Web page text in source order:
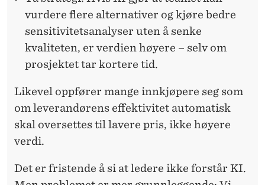
vurdere flere alternativer og kjøre bedre
sensitivitetsanalyser uten å senke
kvaliteten, er verdien høyere – selv om
prosjektet tar kortere tid.
Likevel oppfører mange innkjøpere seg som
om leverandørens effektivitet automatisk
skal oversettes til lavere pris, ikke høyere
verdi.
Det er fristende å si at ledere ikke forstår KI.